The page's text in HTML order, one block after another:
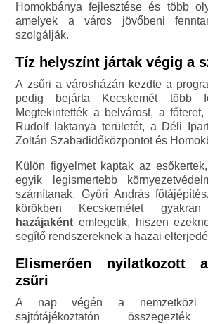
Homokbánya fejlesztése és több
amelyek a város jövőbeni
szolgálják.
Tíz helyszínt jártak végig a
A zsűri a városházán kezdte a
pedig bejárta Kecskemét több
Megtekintették a belvárost, a
Rudolf laktanya területét, a Déli
Zoltán Szabadidőközpontot és
Külön figyelmet kaptak az
egyik legismertebb
számítanak. Győri András
körökben Kecskemétet
hazájaként emlegetik, hiszen
segítő rendszereknek a hazai
Elismerően nyilatkozott
zsűri
A nap végén a nemzetközi
sajtótájékoztatón összegezték